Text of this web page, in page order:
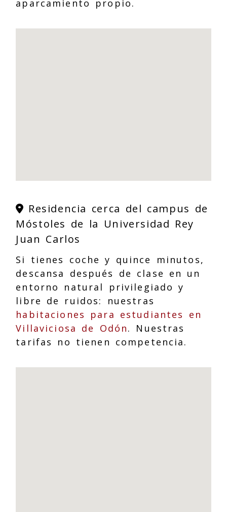
aparcamiento propio.
Residencia cerca del campus de
Móstoles de la Universidad Rey
Juan Carlos
Si tienes coche y quince minutos,
descansa después de clase en un
entorno natural privilegiado y
libre de ruidos: nuestras
habitaciones para estudiantes en
Villaviciosa de Odón. Nuestras
tarifas no tienen competencia.